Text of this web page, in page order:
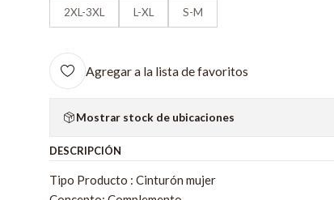
2XL-3XL
L-XL S-M
Agregar a la lista de favoritos
Mostrar stock de ubicaciones
DESCRIPCIÓN
Tipo Producto : Cinturón mujer